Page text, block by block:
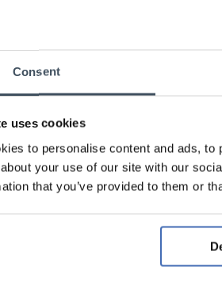
Consent
uses cookies
to personalise content and ads,
your use of our site with our
that you’ve provided to them or